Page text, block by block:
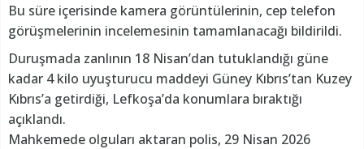
Bu süre içerisinde kamera görüntülerinin, cep telefon
görüşmelerinin incelemesinin tamamlanacağı bildirildi.
Duruşmada zanlının 18 Nisan’dan tutuklandığı güne
kadar 4 kilo uyuşturucu maddeyi Güney Kıbrıs’tan Kuzey
Kıbrıs’a getirdiği, Lefkoşa’da konumlara bıraktığı
açıklandı.
Mahkemede olguları aktaran polis, 29 Nisan 2026